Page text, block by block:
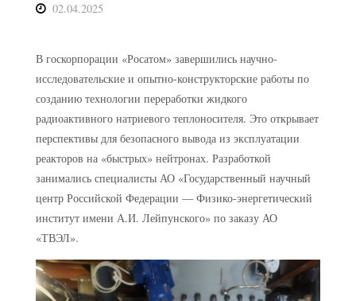
02.04.2025
В госкорпорации «Росатом» завершились научно-
исследовательские и опытно-конструкторские работы по
созданию технологии переработки жидкого
радиоактивного натриевого теплоносителя. Это открывает
перспективы для безопасного вывода из эксплуатации
реакторов на «быстрых» нейтронах. Разработкой
занимались специалисты АО «Государственный научный
центр Российской Федерации — Физико-энергетический
институт имени А.И. Лейпунского» по заказу АО
«ТВЭЛ».